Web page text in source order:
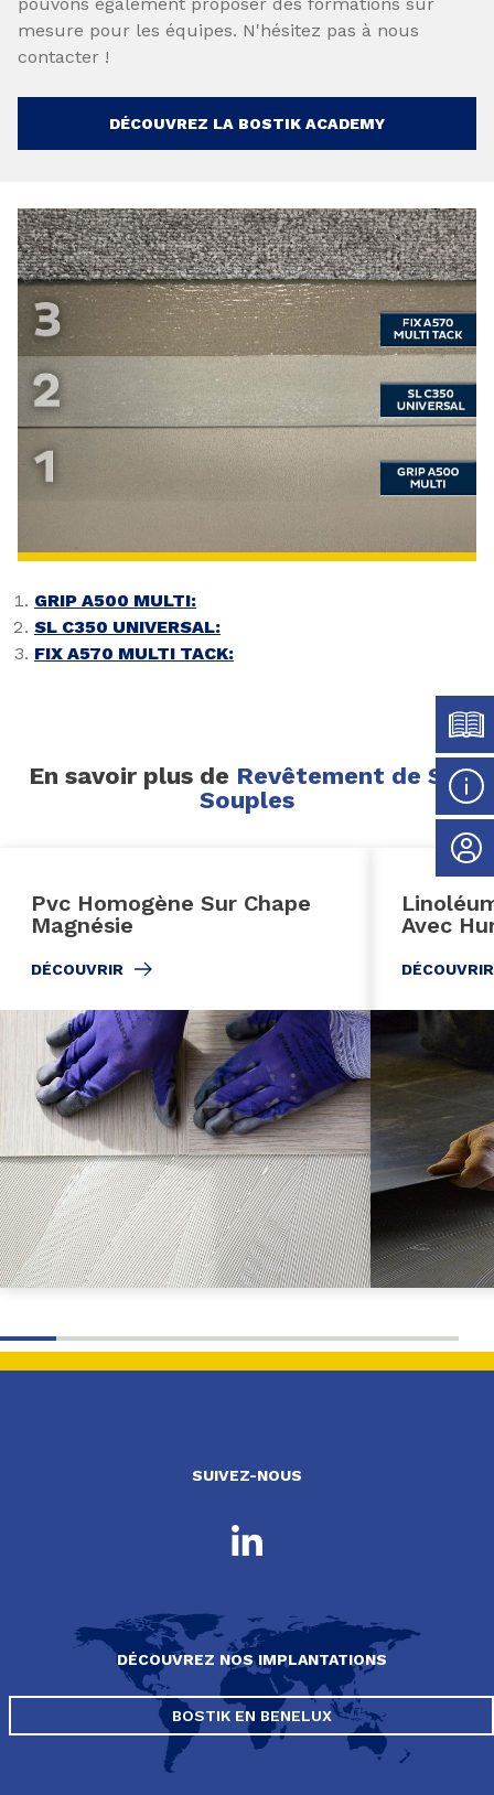
mesure pour les équipes. N'hésitez pas à nous
contacter !
DÉCOUVREZ LA BOSTIK ACADEMY
GRIP A500 MULTI:
SL C350 UNIVERSAL:
FIX A570 MULTI TACK:
En savoir plus de Revêtement de Sol
Souples
Pvc Homogène Sur Chape
Magnésie
DÉCOUVRIR
Avec
DÉCOUVRIR
SUIVEZ-NOUS
DÉCOUVREZ NOS IMPLANTATIONS
BOSTIK EN BENELUX